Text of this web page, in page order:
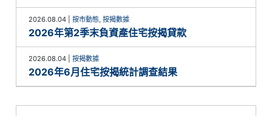
2026.08.04 |按市動態 ,按揭數據
2026年第2季末負資產住宅按揭貸款
2026.08.04 |按揭數據
2026年6月住宅按揭統計調查結果